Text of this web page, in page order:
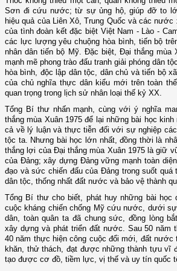
Sơn đi cứu nước; từ sự ủng hộ, giúp đỡ to
hiệu quả của Liên Xô, Trung Quốc và các nước
của tình đoàn kết đặc biệt Việt Nam - Lào -
các lực lượng yêu chuộng hòa bình, tiến bộ
nhân dân tiến bộ Mỹ. Đặc biệt, Đại thắng mùa
mạnh mẽ phong trào đấu tranh giải phóng dân
hòa bình, độc lập dân tộc, dân chủ và tiến bộ
của chủ nghĩa thực dân kiểu mới trên toàn
quan trọng trong lịch sử nhân loại thế kỷ XX.
Tổng Bí thư nhấn mạnh, cùng với ý nghĩa
thắng mùa Xuân 1975 để lại những bài học
cả về lý luận và thực tiễn đối với sự nghiệp
tộc ta. Nhưng bài học lớn nhất, đồng thời là
thắng lợi của Đại thắng mùa Xuân 1975 là giữ
của Đảng; xây dựng Đảng vững mạnh toàn
đạo và sức chiến đấu của Đảng trong suốt quá
dân tộc, thống nhất đất nước và bảo vệ thành
Tổng Bí thư cho biết, phát huy những bài học
cuộc kháng chiến chống Mỹ cứu nước, dưới
dân, toàn quân ta đã chung sức, đồng lòng
xây dựng và phát triển đất nước. Sau 50 năm
40 năm thực hiện công cuộc đổi mới, đất nước
khăn, thử thách, đạt được những thành tựu vĩ
tạo được cơ đồ, tiềm lực, vị thế và uy tín quốc